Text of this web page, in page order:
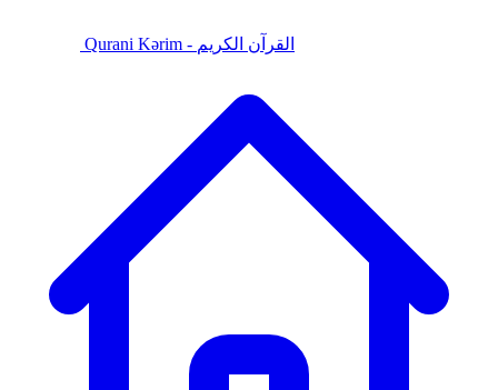
Qurani Kərim - القرآن الكريم